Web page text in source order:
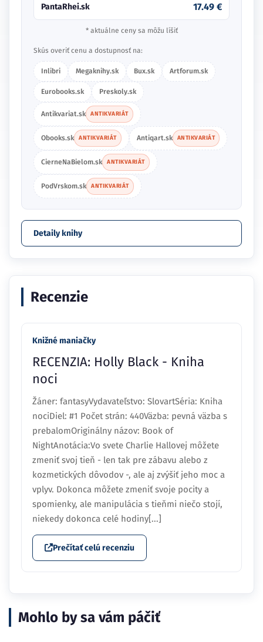
PantaRhei.sk 17.49 €
* aktuálne ceny sa môžu líšiť
Skús overiť cenu a dostupnosť na:
Inlibri Megaknihy.sk Bux.sk Artforum.sk
Eurobooks.sk Preskoly.sk
Antikvariat.sk ANTIKVARIÁT
Obooks.sk ANTIKVARIÁT Antiqart.sk ANTIKVARIÁT
CierneNaBielom.sk ANTIKVARIÁT
PodVrskom.sk ANTIKVARIÁT
Detaily knihy
Recenzie
Knižné maniačky
RECENZIA: Holly Black - Kniha
noci
Žáner: fantasyVydavateľstvo: SlovartSéria: Kniha
nociDiel: #1 Počet strán: 440Väzba: pevná väzba s
prebalomOriginálny názov: Book of
NightAnotácia:Vo svete Charlie Hallovej môžete
zmeniť svoj tieň - len tak pre zábavu alebo z
kozmetických dôvodov -, ale aj zvýšiť jeho moc a
vplyv. Dokonca môžete zmeniť svoje pocity a
spomienky, ale manipulácia s tieňmi niečo stojí,
niekedy dokonca celé hodiny[...]
Prečítať celú recenziu
Mohlo by sa vám páčiť